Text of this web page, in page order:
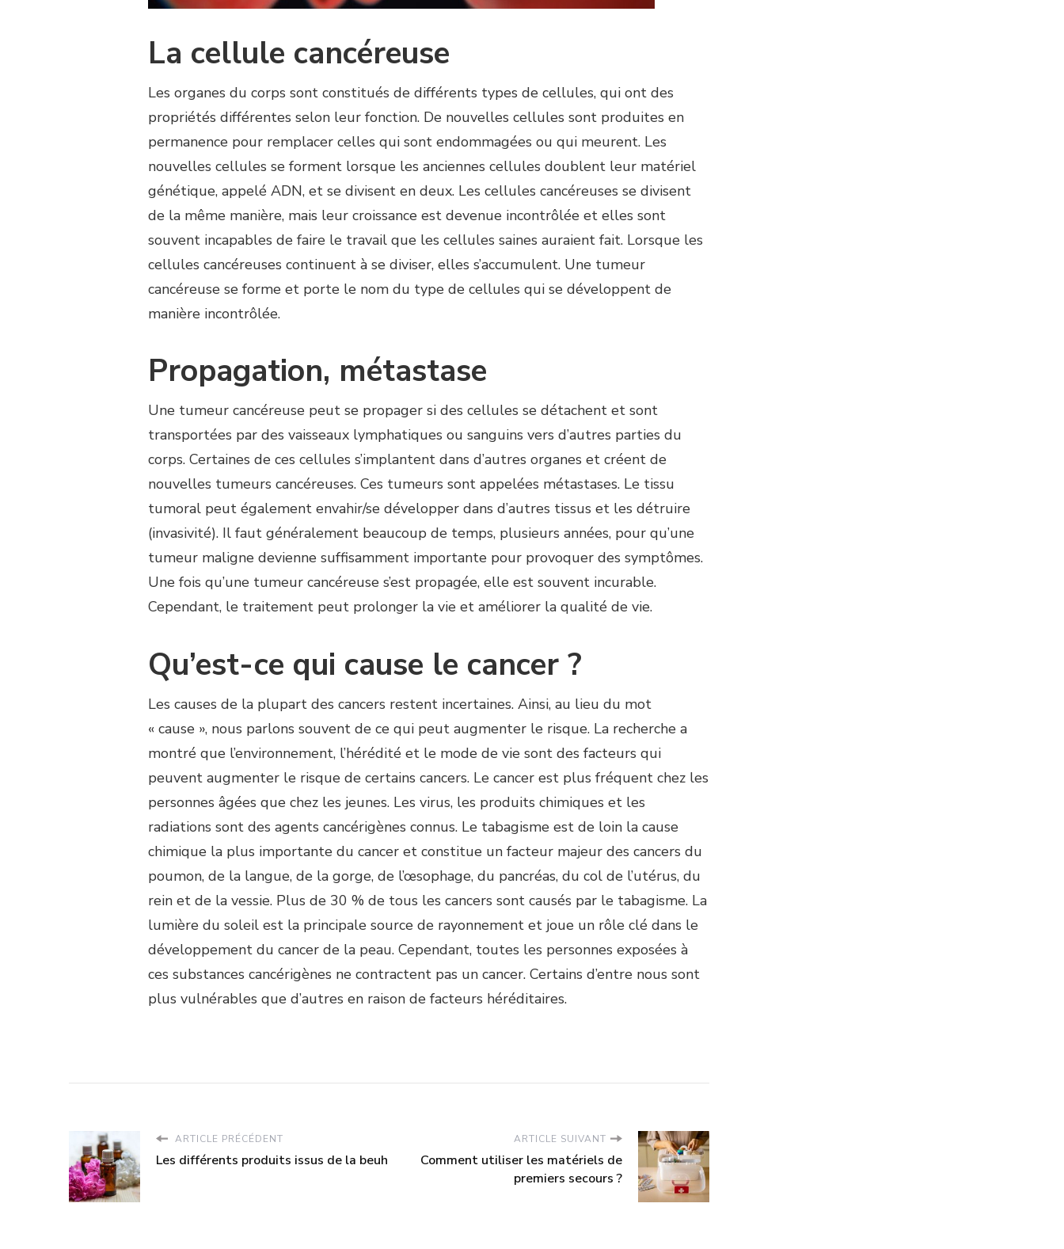
La cellule cancéreuse
Les organes du corps sont constitués de différents types de cellules, qui ont des
propriétés différentes selon leur fonction. De nouvelles cellules sont produites en
permanence pour remplacer celles qui sont endommagées ou qui meurent. Les
nouvelles cellules se forment lorsque les anciennes cellules doublent leur matériel
génétique, appelé ADN, et se divisent en deux. Les cellules cancéreuses se divisent
de la même manière, mais leur croissance est devenue incontrôlée et elles sont
souvent incapables de faire le travail que les cellules saines auraient fait. Lorsque les
cellules cancéreuses continuent à se diviser, elles s’accumulent. Une tumeur
cancéreuse se forme et porte le nom du type de cellules qui se développent de
manière incontrôlée.
Propagation, métastase
Une tumeur cancéreuse peut se propager si des cellules se détachent et sont
transportées par des vaisseaux lymphatiques ou sanguins vers d’autres parties du
corps. Certaines de ces cellules s’implantent dans d’autres organes et créent de
nouvelles tumeurs cancéreuses. Ces tumeurs sont appelées métastases. Le tissu
tumoral peut également envahir/se développer dans d’autres tissus et les détruire
(invasivité). Il faut généralement beaucoup de temps, plusieurs années, pour qu’une
tumeur maligne devienne suffisamment importante pour provoquer des symptômes.
Une fois qu’une tumeur cancéreuse s’est propagée, elle est souvent incurable.
Cependant, le traitement peut prolonger la vie et améliorer la qualité de vie.
Qu’est-ce qui cause le cancer ?
Les causes de la plupart des cancers restent incertaines. Ainsi, au lieu du mot
« cause », nous parlons souvent de ce qui peut augmenter le risque. La recherche a
montré que l’environnement, l’hérédité et le mode de vie sont des facteurs qui
peuvent augmenter le risque de certains cancers. Le cancer est plus fréquent chez les
personnes âgées que chez les jeunes. Les virus, les produits chimiques et les
radiations sont des agents cancérigènes connus. Le tabagisme est de loin la cause
chimique la plus importante du cancer et constitue un facteur majeur des cancers du
poumon, de la langue, de la gorge, de l’œsophage, du pancréas, du col de l’utérus, du
rein et de la vessie. Plus de 30 % de tous les cancers sont causés par le tabagisme. La
lumière du soleil est la principale source de rayonnement et joue un rôle clé dans le
développement du cancer de la peau. Cependant, toutes les personnes exposées à
ces substances cancérigènes ne contractent pas un cancer. Certains d’entre nous sont
plus vulnérables que d’autres en raison de facteurs héréditaires.
ARTICLE PRÉCÉDENT
Les différents produits issus de la beuh
ARTICLE SUIVANT
Comment utiliser les matériels de
premiers secours ?